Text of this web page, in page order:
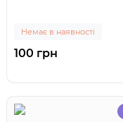
Немає в наявності
100 грн